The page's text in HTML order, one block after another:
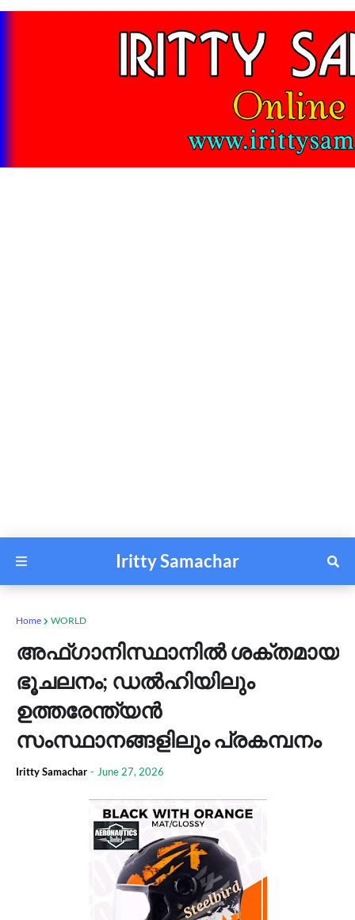
Iritty Samachar
Home WORLD
അഫ്ഗാനിസ്ഥാനിൽ ശക്തമായ
ഭൂചലനം; ഡൽഹിയിലും
ഉത്തരേന്ത്യൻ
സംസ്ഥാനങ്ങളിലും പ്രകമ്പനം
Iritty Samachar - June 27, 2026